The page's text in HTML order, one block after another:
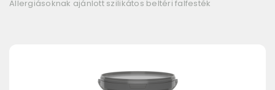
Allergiásoknak ajánlott szilikátos beltéri falfesték